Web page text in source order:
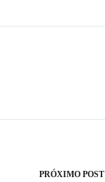
PRÓXIMO POST